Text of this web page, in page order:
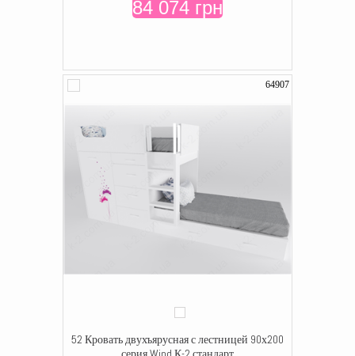
84 074 грн
64907
52 Кровать двухъярусная с лестницей 90х200